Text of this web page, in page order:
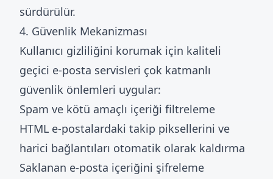
sürdürülür.
4. Güvenlik Mekanizması
Kullanıcı gizliliğini korumak için kaliteli
geçici e-posta servisleri çok katmanlı
güvenlik önlemleri uygular:
Spam ve kötü amaçlı içeriği filtreleme
HTML e-postalardaki takip piksellerini ve
harici bağlantıları otomatik olarak kaldırma
Saklanan e-posta içeriğini şifreleme